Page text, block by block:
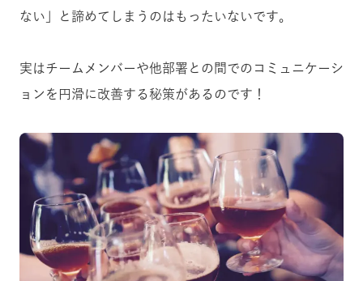
ない」と諦めてしまうのはもったいないです。
実はチームメンバーや他部署との間でのコミュニケーシ
ョンを円滑に改善する秘策があるのです！